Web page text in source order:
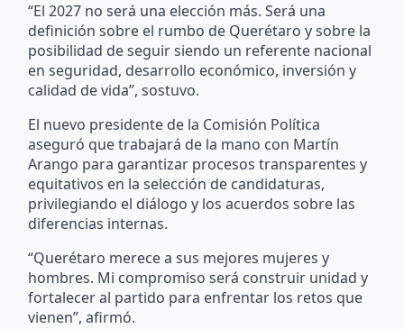
“El 2027 no será una elección más. Será una
definición sobre el rumbo de Querétaro y sobre la
posibilidad de seguir siendo un referente nacional
en seguridad, desarrollo económico, inversión y
calidad de vida”, sostuvo.
El nuevo presidente de la Comisión Política
aseguró que trabajará de la mano con Martín
Arango para garantizar procesos transparentes y
equitativos en la selección de candidaturas,
privilegiando el diálogo y los acuerdos sobre las
diferencias internas.
“Querétaro merece a sus mejores mujeres y
hombres. Mi compromiso será construir unidad y
fortalecer al partido para enfrentar los retos que
vienen”, afirmó.